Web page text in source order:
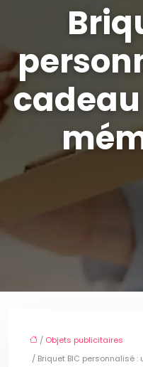
/ Objets publicitaires
/ Briquet BIC personnalisé